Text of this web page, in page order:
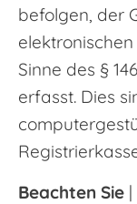
befolgen, der
Sinne des §
erfasst. Dies
Beachten Sie